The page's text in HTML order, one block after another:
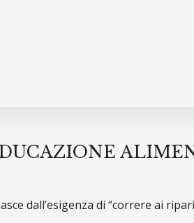
dall’esigenza di “correre ai